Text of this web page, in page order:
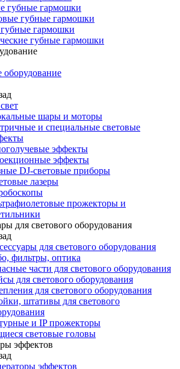
губные гармошки
губные гармошки
гармошки
губные гармошки
оборудование
шары и моторы
и специальные световые
эффекты
эффекты
DJ-световые приборы
лазеры
прожекторы и
для светового оборудования
для светового оборудования
фильтры, оптика
части для светового оборудования
для светового оборудования
для светового оборудования
штативы для светового
и IP прожекторы
световые головы
эффектов
эффектов